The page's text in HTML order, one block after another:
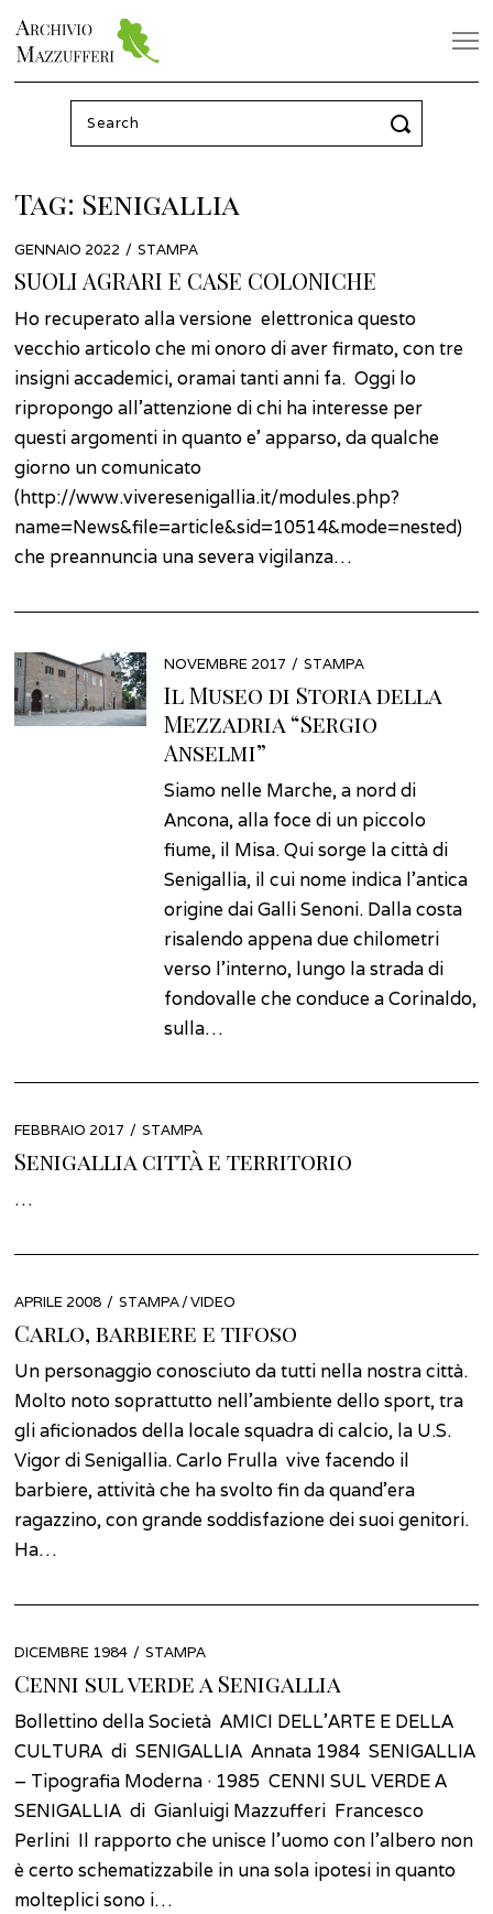
Search
for:
Tag: Senigallia
POSTED
ON
GENNAIO 2022 GENNAIO
2022
STAMPA
SUOLI AGRARI E CASE COLONICHE
Ho recuperato alla versione elettronica questo
vecchio articolo che mi onoro di aver firmato, con tre
insigni accademici, oramai tanti anni fa. Oggi lo
ripropongo all’attenzione di chi ha interesse per
questi argomenti in quanto e’ apparso, da qualche
giorno un comunicato
(http://www.viveresenigallia.it/modules.php?
name=News&file=article&sid=10514&mode=nested)
che preannuncia una severa vigilanza…
POSTED
ON
NOVEMBRE 2017 GENNAIO
2022
STAMPA
Il Museo di Storia della
Mezzadria “Sergio
Anselmi”
Siamo nelle Marche, a nord di
Ancona, alla foce di un piccolo
fiume, il Misa. Qui sorge la città di
Senigallia, il cui nome indica l’antica
origine dai Galli Senoni. Dalla costa
risalendo appena due chilometri
verso l’interno, lungo la strada di
fondovalle che conduce a Corinaldo,
sulla…
POSTED
ON
FEBBRAIO 2017 FEBBRAIO
2022
STAMPA
Senigallia città e territorio
…
POSTED
ON
APRILE 2008 DICEMBRE
2021
STAMPA/VIDEO
Carlo, barbiere e tifoso
Un personaggio conosciuto da tutti nella nostra città.
Molto noto soprattutto nell’ambiente dello sport, tra
gli aficionados della locale squadra di calcio, la U.S.
Vigor di Senigallia. Carlo Frulla vive facendo il
barbiere, attività che ha svolto fin da quand’era
ragazzino, con grande soddisfazione dei suoi genitori.
Ha…
POSTED
ON
DICEMBRE 1984 DICEMBRE
2021
STAMPA
Cenni sul verde a Senigallia
Bollettino della Società AMICI DELL’ARTE E DELLA
CULTURA di SENIGALLIA Annata 1984 SENIGALLIA
– Tipografia Moderna · 1985 CENNI SUL VERDE A
SENIGALLIA di Gianluigi Mazzufferi Francesco
Perlini Il rapporto che unisce l’uomo con l’albero non
è certo schematizzabile in una sola ipotesi in quanto
molteplici sono i…